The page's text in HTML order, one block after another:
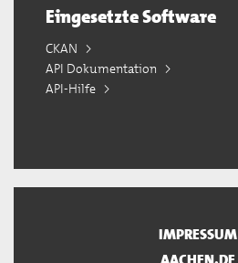
Eingesetzte Software
CKAN
API Dokumentation
API-Hilfe
IMPRESSUM